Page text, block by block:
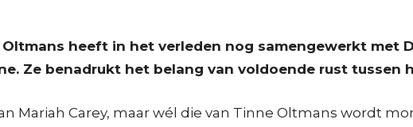
heeft in het verleden nog samengewerkt met
Ze benadrukt het belang van voldoende rust tussen
Mariah Carey, maar wél die van Tinne Oltmans wordt